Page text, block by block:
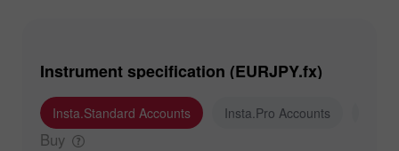
Instrument specification (EURJPY.fx)
Insta.Standard Accounts Insta.Pro Accounts
Buy